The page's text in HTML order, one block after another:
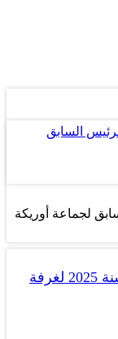
السابق
لجماعة أوريكة
بالڤيديو.. بن خالد يبرز حصيلة أشغال سنة 2025 لغرفة